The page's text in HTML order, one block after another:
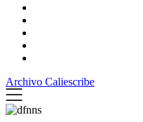
Archivo Caliescribe